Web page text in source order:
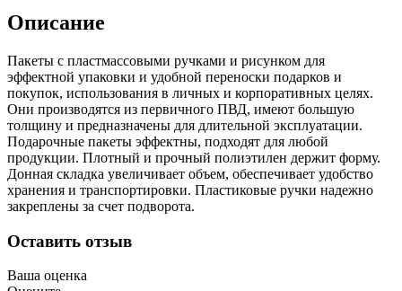
Описание
Пакеты с пластмассовыми ручками и рисунком для
эффектной упаковки и удобной переноски подарков и
покупок, использования в личных и корпоративных целях.
Они производятся из первичного ПВД, имеют большую
толщину и предназначены для длительной эксплуатации.
Подарочные пакеты эффектны, подходят для любой
продукции. Плотный и прочный полиэтилен держит форму.
Донная складка увеличивает объем, обеспечивает удобство
хранения и транспортировки. Пластиковые ручки надежно
закреплены за счет подворота.
Оставить отзыв
Ваша оценка